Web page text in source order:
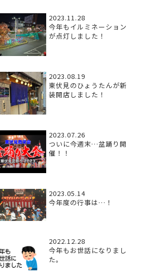
2023.11.28
今年もイルミネーション
が点灯しました！
2023.08.19
東伏見のひょうたんが新
装開店しました！
2023.07.26
ついに今週末…盆踊り開
催！！
2023.05.14
今年度の行事は…！
2022.12.28
今年もお世話になりまし
た。